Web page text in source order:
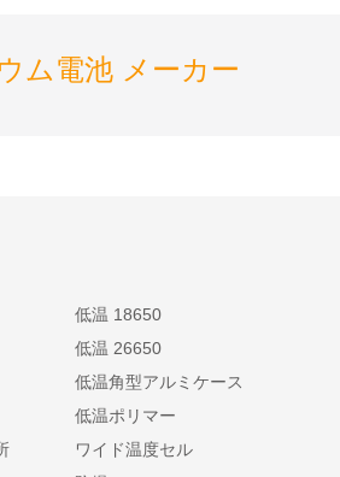
ム電池 メーカー
低温 18650
低温 26650
低温角型アルミケース
低温ポリマー
ワイド温度セル